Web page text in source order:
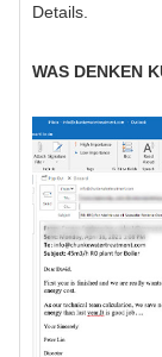
Details.
WAS DENKEN